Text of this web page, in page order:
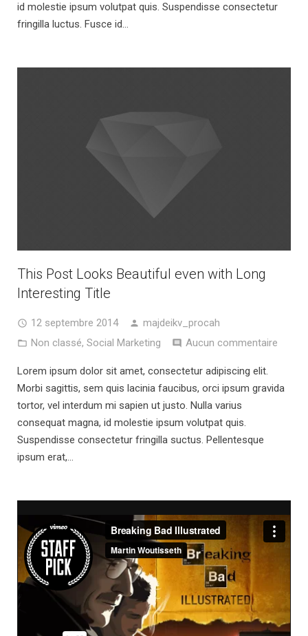
id molestie ipsum volutpat quis. Suspendisse consectetur
fringilla luctus. Fusce id…
This Post Looks Beautiful even with Long
Interesting Title
12 septembre 2014
majdeikv_procah
Non classé, Social Marketing Aucun commentaire
Lorem ipsum dolor sit amet, consectetur adipiscing elit.
Morbi sagittis, sem quis lacinia faucibus, orci ipsum gravida
tortor, vel interdum mi sapien ut justo. Nulla varius
consequat magna, id molestie ipsum volutpat quis.
Suspendisse consectetur fringilla suctus. Pellentesque
ipsum erat,…